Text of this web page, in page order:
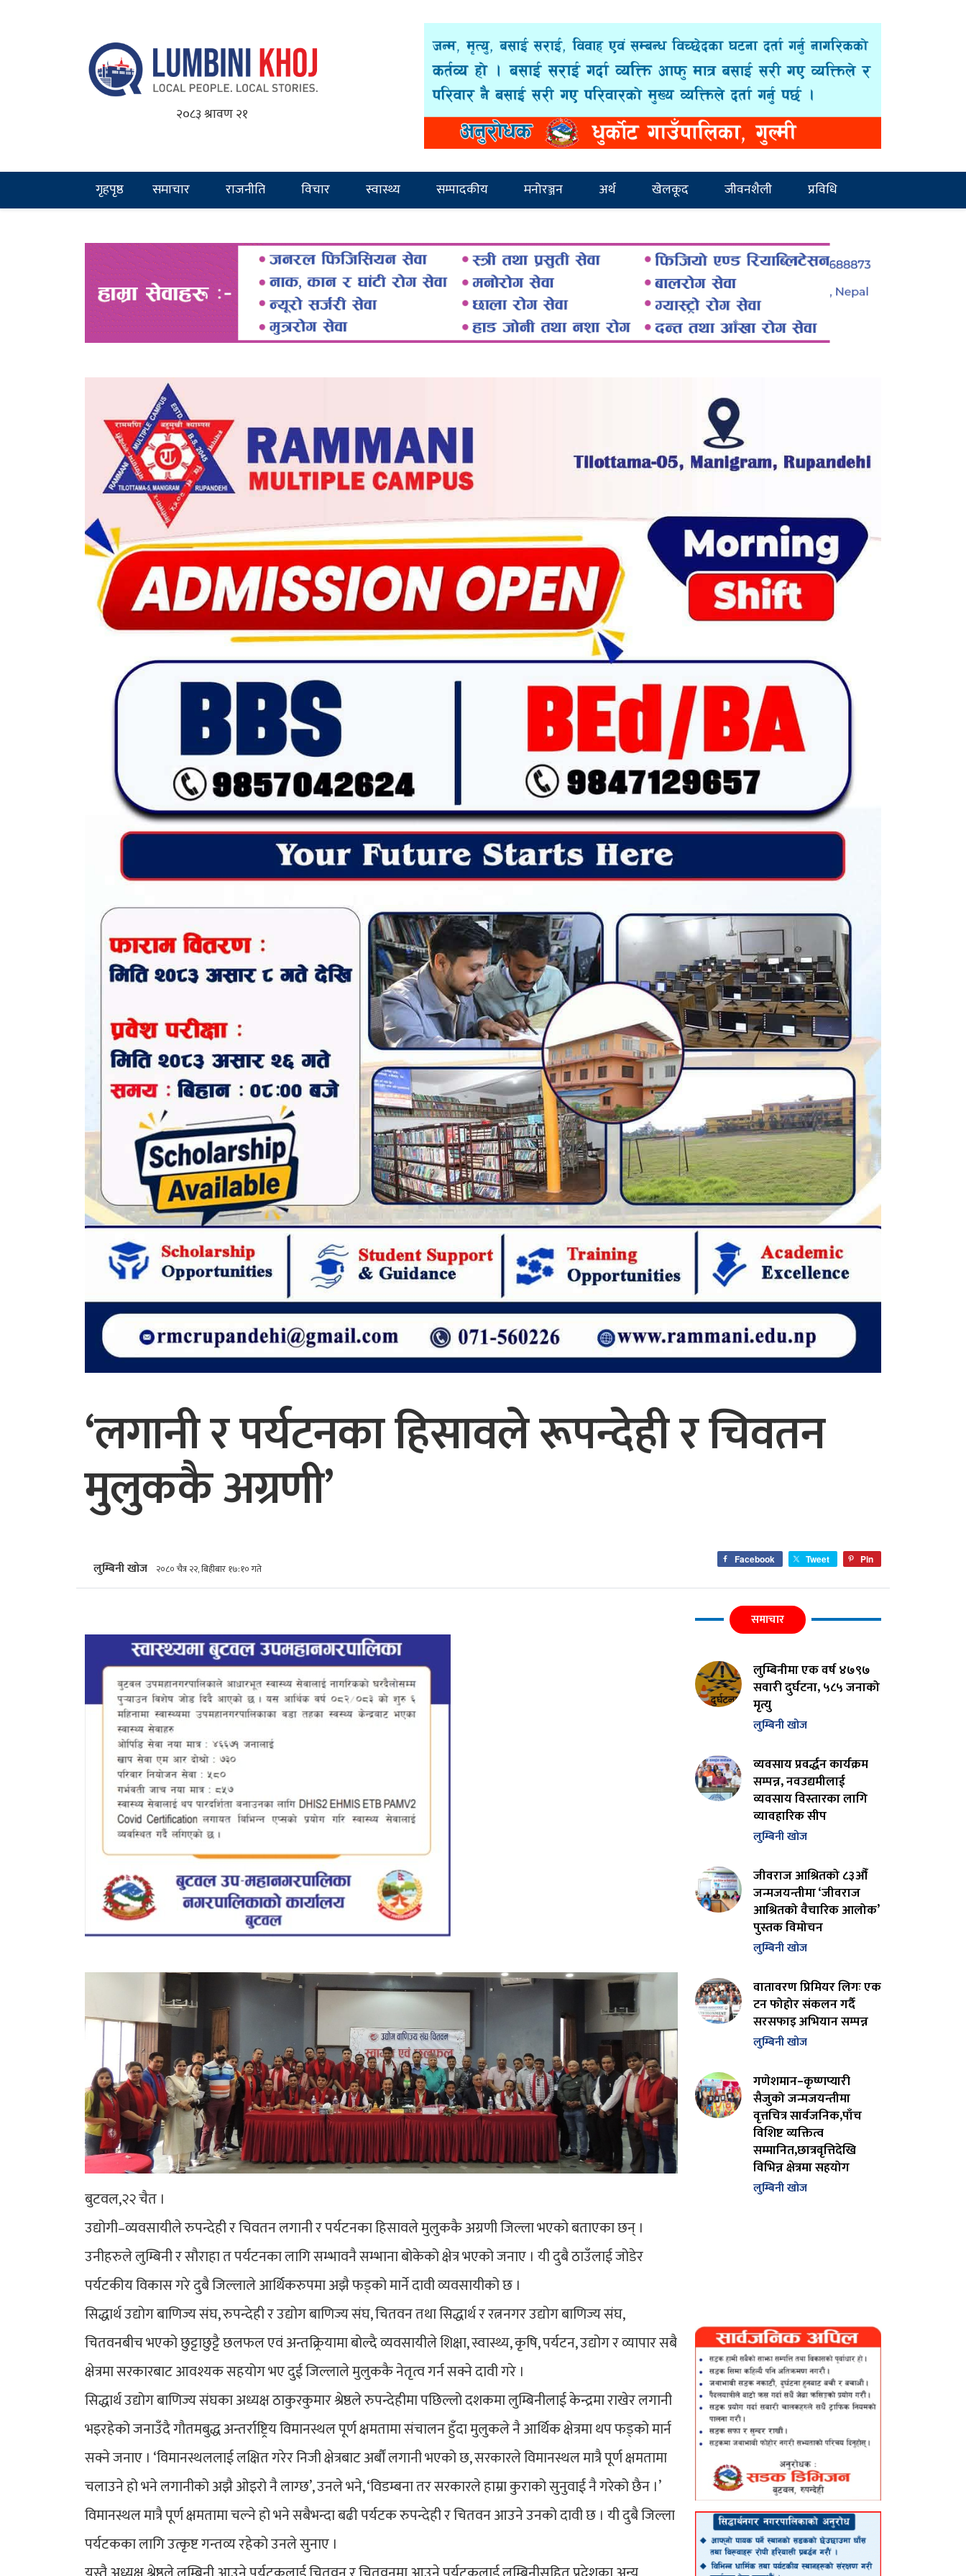
२०८३ श्रावण २१
गृहपृष्ठ समाचार राजनीति विचार स्वास्थ्य सम्पादकीय मनोरञ्जन अर्थ खेलकूद जीवनशैली प्रविधि
‘लगानी र पर्यटनका हिसावले रूपन्देही र चिवतन
मुलुककै अग्रणी’
लुम्बिनी खोज २०८० चैत्र २२, बिहीबार १७:१० गते
Facebook Tweet Pin
बुटवल,२२ चैत ।
उद्योगी–व्यवसायीले रुपन्देही र चिवतन लगानी र पर्यटनका हिसावले मुलुककै अग्रणी जिल्ला भएको बताएका छन् ।
उनीहरुले लुम्बिनी र सौराहा त पर्यटनका लागि सम्भावनै सम्भाना बोकेको क्षेत्र भएको जनाए । यी दुबै ठाउँलाई जोडेर
पर्यटकीय विकास गरे दुबै जिल्लाले आर्थिकरुपमा अझै फड्को मार्ने दावी व्यवसायीको छ ।
सिद्धार्थ उद्योग बाणिज्य संघ, रुपन्देही र उद्योग बाणिज्य संघ, चितवन तथा सिद्धार्थ र रत्ननगर उद्योग बाणिज्य संघ,
चितवनबीच भएको छुट्टाछुट्टै छलफल एवं अन्तक्र्रियामा बोल्दै व्यवसायीले शिक्षा, स्वास्थ्य, कृषि, पर्यटन, उद्योग र व्यापार सबै
क्षेत्रमा सरकारबाट आवश्यक सहयोग भए दुई जिल्लाले मुलुककै नेतृत्व गर्न सक्ने दावी गरे ।
सिद्धार्थ उद्योग बाणिज्य संघका अध्यक्ष ठाकुरकुमार श्रेष्ठले रुपन्देहीमा पछिल्लो दशकमा लुम्बिनीलाई केन्द्रमा राखेर लगानी
भइरहेको जनाउँदै गौतमबुद्ध अन्तर्राष्ट्रिय विमानस्थल पूर्ण क्षमतामा संचालन हुँदा मुलुकले नै आर्थिक क्षेत्रमा थप फड्को मार्न
सक्ने जनाए । ‘विमानस्थललाई लक्षित गरेर निजी क्षेत्रबाट अर्बौं लगानी भएको छ, सरकारले विमानस्थल मात्रै पूर्ण क्षमतामा
चलाउने हो भने लगानीको अझै ओइरो नै लाग्छ’, उनले भने, ‘विडम्बना तर सरकारले हाम्रा कुराको सुनुवाई नै गरेको छैन ।’
विमानस्थल मात्रै पूर्ण क्षमतामा चल्ने हो भने सबैभन्दा बढी पर्यटक रुपन्देही र चितवन आउने उनको दावी छ । यी दुबै जिल्ला
पर्यटकका लागि उत्कृष्ट गन्तव्य रहेको उनले सुनाए ।
समाचार
लुम्बिनीमा एक वर्ष ४७९७
सवारी दुर्घटना, ५८५ जनाको
मृत्यु
लुम्बिनी खोज
व्यवसाय प्रवर्द्धन कार्यक्रम
सम्पन्न, नवउद्यमीलाई
व्यवसाय विस्तारका लागि
व्यावहारिक सीप
लुम्बिनी खोज
जीवराज आश्रितको ८३औँ
जन्मजयन्तीमा ‘जीवराज
आश्रितको वैचारिक आलोक’
पुस्तक विमोचन
लुम्बिनी खोज
वातावरण प्रिमियर लिगः एक
टन फोहोर संकलन गर्दै
सरसफाइ अभियान सम्पन्न
लुम्बिनी खोज
गणेशमान–कृष्णप्यारी
सैजुको जन्मजयन्तीमा
वृत्तचित्र सार्वजनिक,पाँच
विशिष्ट व्यक्तित्व
सम्मानित,छात्रवृत्तिदेखि
विभिन्न क्षेत्रमा सहयोग
लुम्बिनी खोज